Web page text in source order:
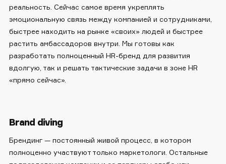
реальность. Сейчас самое время укреплять
эмоциональную связь между компанией и сотрудниками,
быстрее находить на рынке «своих» людей и быстрее
растить амбассадоров внутри. Мы готовы как
разработать полноценный HR-бренд для развития
вдолгую, так и решать тактические задачи в зоне HR
«прямо сейчас».
Brand diving
Брендинг — постоянный живой процесс, в котором
полноценно участвуют только маркетологи. Остальные